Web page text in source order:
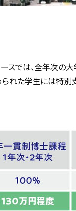
では、全年次の大
れた学生には特別